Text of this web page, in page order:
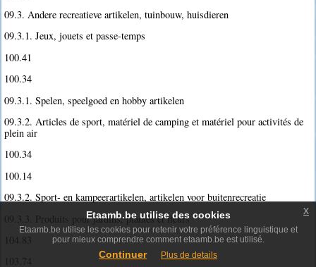
09.3. Andere recreatieve artikelen, tuinbouw, huisdieren
09.3.1. Jeux, jouets et passe-temps
100.41
100.34
09.3.1. Spelen, speelgoed en hobby artikelen
09.3.2. Articles de sport, matériel de camping et matériel pour activités de
plein air
100.34
100.14
09.3.2. Sport- en kampeerartikelen, artikelen voor buitenrecreatie
09.3.3. Produits pour jardins, plantes et fleurs
104.83
103.74
Etaamb.be utilise des cookies
Etaamb.be utilise les cookies pour retenir votre préférence linguistique et
pour mieux comprendre comment etaamb.be est utilisé.
Continuer Plus de details
x